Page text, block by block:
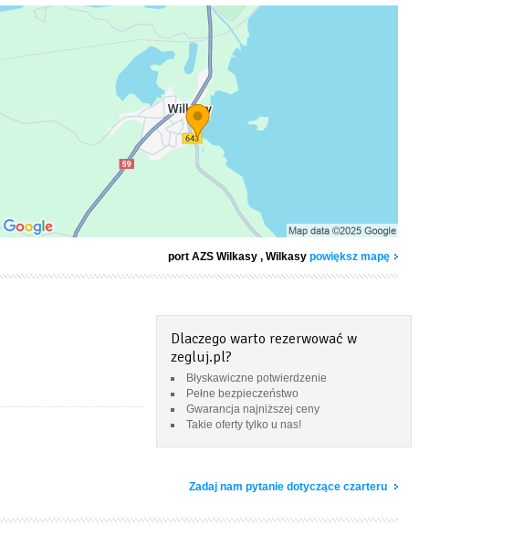
port AZS Wilkasy , Wilkasy powiększ mapę
Dlaczego warto rezerwować w
zegluj.pl?
Błyskawiczne potwierdzenie
Pełne bezpieczeństwo
Gwarancja najniższej ceny
Takie oferty tylko u nas!
Zadaj nam pytanie dotyczące czarteru